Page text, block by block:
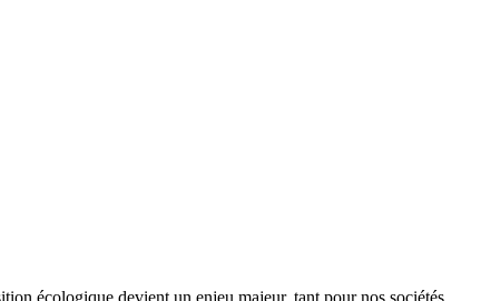
écologique devient un enjeu majeur, tant pour nos sociétés